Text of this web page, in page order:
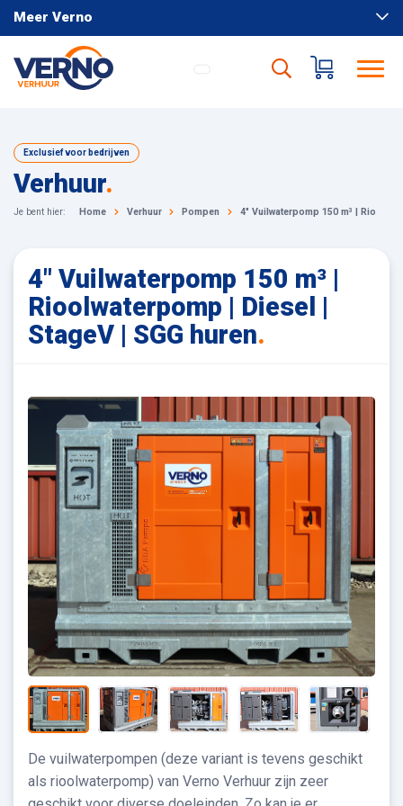
Meer Verno
Exclusief voor bedrijven
Verhuur.
Je bent hier: Home Verhuur Pompen 4" Vuilwaterpomp 150 m³ |
4" Vuilwaterpomp 150 m³ |
Rioolwaterpomp | Diesel |
StageV | SGG huren.
De vuilwaterpompen (deze variant is tevens geschikt
als rioolwaterpomp) van Verno Verhuur zijn zeer